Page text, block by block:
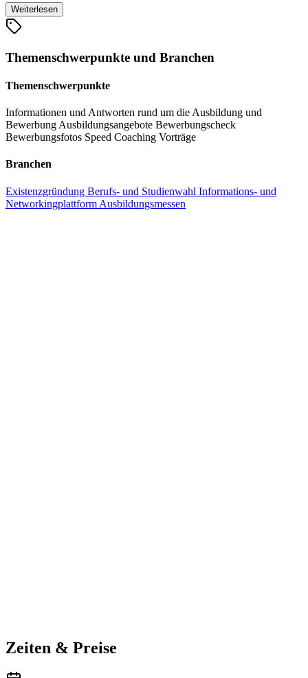
Die Ansprechpartner der Firmen stehen Dir auf der Next Step
Ausbildungsmesse Reutlingen mit Informationen und Antworten auf
alle Fragen rund um den Traumberuf zur Verfügung.
Gibt es auch ein Rahmenprogramm auf der Next Step
Ja, darüber hinaus findest Du ergänzende Services wie ein
Bewerbungsmappen-Check, eine Job Wall und ein
Thema Ausbildung.
Weiterlesen
Themenschwerpunkte und Branchen
Themenschwerpunkte
Informationen und Antworten rund um die Ausbildung und
Bewerbung Ausbildungsangebote Bewerbungscheck
Bewerbungsfotos Speed Coaching Vorträge
Branchen
Existenzgründung Berufs- und Studienwahl Informations- und
Networkingplattform Ausbildungsmessen
Zeiten & Preise